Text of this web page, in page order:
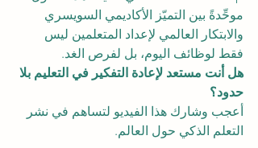
موحِّدةً بين التميّز الأكاديمي السويسري
والابتكار العالمي لإعداد المتعلمين ليس
فقط لوظائف اليوم، بل لفرص الغد.
هل أنت مستعد لإعادة التفكير في التعليم بلا
حدود؟
أعجب وشارك هذا الفيديو لتساهم في نشر
التعلم الذكي حول العالم.